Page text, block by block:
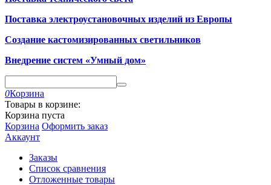
Поставка электроустановочных изделий из Европы
Создание кастомизированных светильников
Внедрение систем «Умный дом»
0Корзина
Товары в корзине:
Корзина пуста
Корзина Оформить заказ
Аккаунт
Заказы
Список сравнения
Отложенные товары